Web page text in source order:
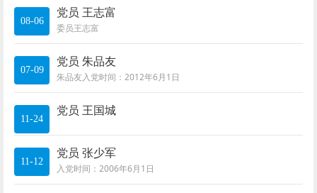
08-06
党员 王志富
委员王志富
07-09
党员 朱品友
朱品友入党时间：2012年6月1日
11-24
党员 王国城
11-12
党员 张少军
入党时间：2006年6月1日